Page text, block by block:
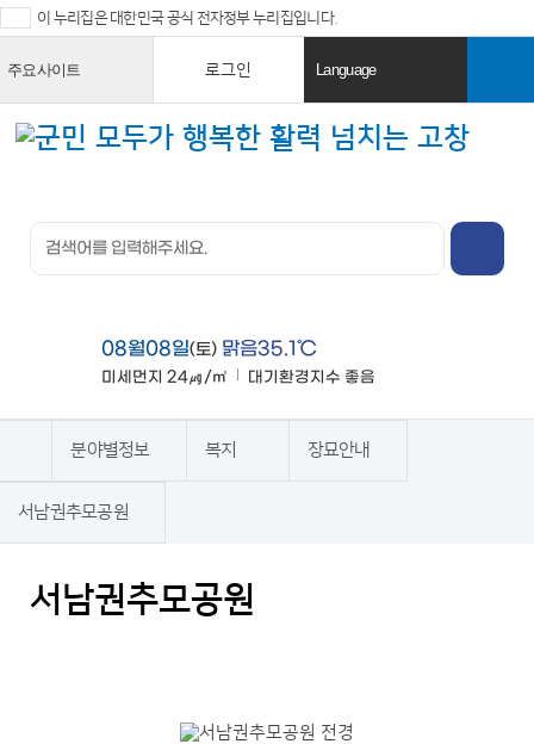
이 누리집은 대한민국 공식 전자정부 누리집입니다.
주요사이트 로그인 Language
기
08월08일(토) 맑음35.1℃
미세먼지 24㎍/㎥ 대기환경지수 좋음
열기
분야별정보 복지 장묘안내
서남권추모공원
서남권추모공원